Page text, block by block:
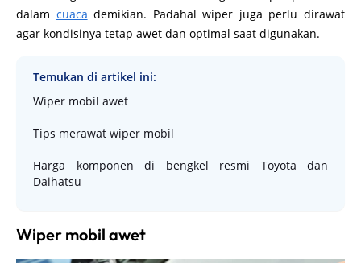
dalam cuaca demikian. Padahal wiper juga perlu dirawat
agar kondisinya tetap awet dan optimal saat digunakan.
Temukan di artikel ini:
Wiper mobil awet
Tips merawat wiper mobil
Harga komponen di bengkel resmi Toyota dan
Daihatsu
Wiper mobil awet